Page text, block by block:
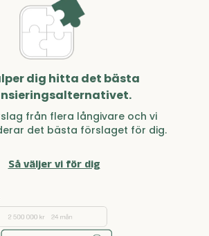
dig hitta det bästa
från flera långivare och vi
det bästa förslaget för dig.
Så väljer vi för dig